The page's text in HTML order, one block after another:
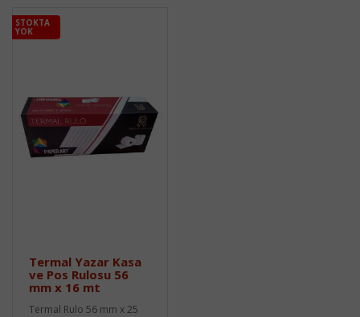
STOKTA
YOK
Termal Yazar Kasa
ve Pos Rulosu 56
mm x 16 mt
Termal Rulo 56 mm x 25